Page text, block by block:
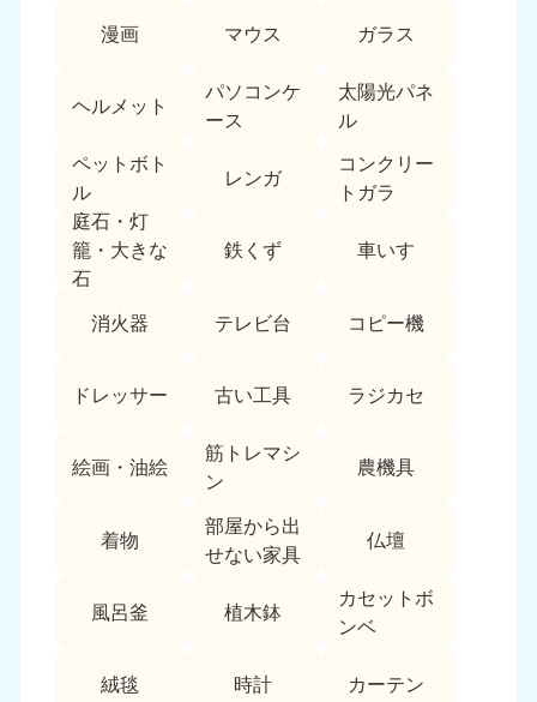
漫画 マウス ガラス
ヘルメット
パソコンケ
ース
太陽光パネ
ル
ペットボト
ル
レンガ
コンクリー
トガラ
庭石・灯
籠・大きな
石
鉄くず 車いす
消火器 テレビ台 コピー機
ドレッサー 古い工具 ラジカセ
絵画・油絵
筋トレマシ
ン
農機具
着物
部屋から出
せない家具
仏壇
風呂釜 植木鉢
カセットボ
ンベ
絨毯 時計 カーテン
9:00〜19:00 年中無休 9:00〜19:00 年中無休
050-1881-5248
中国
岡山県
050-1881-5146
9:00〜19:00 年中無休
山口県
050-1880-9900
9:00〜19:00 年中無休 9:00〜19:00 年中無休
島根県
050-1881-5145
四国
香川県
050-1880-9899
徳島県
050-1880-9898